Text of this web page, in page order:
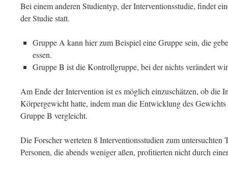
Bei einem anderen Studientyp, der Interventionsstudie, findet
der Studie statt.
Gruppe A kann hier zum Beispiel eine Gruppe sein, die
essen.
Gruppe B ist die Kontrollgruppe, bei der nichts verändert
Am Ende der Intervention ist es möglich einzuschätzen, ob die
Körpergewicht hatte, indem man die Entwicklung des
Gruppe B vergleicht.
Die Forscher werteten 8 Interventionsstudien zum untersuchten
Personen, die abends weniger aßen, profitierten nicht durch